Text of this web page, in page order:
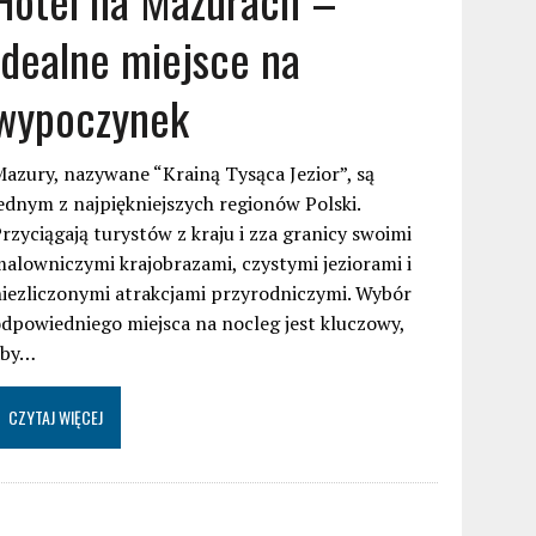
miejsce na
nazywane “Krainą Tysąca Jezior”, są
z najpiękniejszych regionów Polski.
turystów z kraju i zza granicy swoimi
krajobrazami, czystymi jeziorami i
atrakcjami przyrodniczymi. Wybór
miejsca na nocleg jest kluczowy,
CZYTAJ WIĘCEJ